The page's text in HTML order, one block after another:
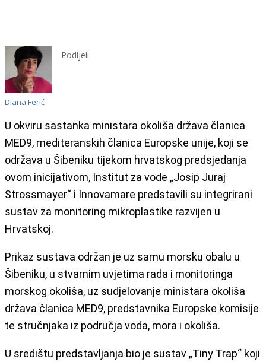
Diana Ferić
Podijeli:
U okviru sastanka ministara okoliša država članica
MED9, mediteranskih članica Europske unije, koji se
održava u Šibeniku tijekom hrvatskog predsjedanja
ovom inicijativom, Institut za vode „Josip Juraj
Strossmayer“ i Innovamare predstavili su integrirani
sustav za monitoring mikroplastike razvijen u
Hrvatskoj.
Prikaz sustava održan je uz samu morsku obalu u
Šibeniku, u stvarnim uvjetima rada i monitoringa
morskog okoliša, uz sudjelovanje ministara okoliša
država članica MED9, predstavnika Europske komisije
te stručnjaka iz područja voda, mora i okoliša.
U središtu predstavljanja bio je sustav „Tiny Trap“ koji